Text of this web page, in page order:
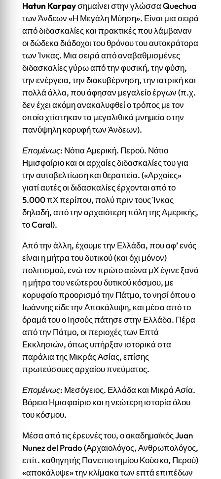
Hatun Karpayσημαίνει στην γλώσσα Quechua
των Άνδεων «Η Μεγάλη Μύηση». Είναι μια σειρά
από διδασκαλίες και πρακτικές που λάμβαναν
οι δώδεκα διάδοχοι του θρόνου του αυτοκράτορα
των Ίνκας. Μια σειρά από αναβαθμισμένες
διδασκαλίες γύρω από την φυσική, την φύση,
την ενέργεια, την διακυβέρνηση, την ιατρική και
πολλά άλλα, που άφησαν μεγαλείο έργων (π.χ.
δεν έχει ακόμη ανακαλυφθεί ο τρόπος με τον
οποίο χτίστηκαν τα μεγαλιθικά μνημεία στην
πανύψηλη κορυφή των Άνδεων).
Επομένως: Νότια Αμερική. Περού. Νότιο
Ημισφαίριο και οι αρχαίες διδασκαλίες του για
την αυτοβελτίωση και θεραπεία. («Αρχαίες»
γιατί αυτές οι διδασκαλίες έρχονται από το
5.000 πΧ περίπου, πολύ πριν τους Ίνκας
δηλαδή, από την αρχαιότερη πόλη της Αμερικής,
το Caral).
Από την άλλη, έχουμε την Ελλάδα, που αφ’ ενός
είναι η μήτρα του δυτικού (και όχι μόνον)
πολιτισμού, ενώ τον πρώτο αιώνα μΧ έγινε ξανά
η μήτρα του νεώτερου δυτικού κόσμου, με
κορυφαίο προορισμό την Πάτμο, το νησί όπου ο
Ιωάννης είδε την Αποκάλυψη, και μέσα από το
όραμά του ο Ιησούς πάτησε στην Ελλάδα. Πέρα
από την Πάτμο, οι περιοχές των Επτά
Εκκλησιών, όπως υπήρξαν ιστορικά στα
παράλια της Μικράς Ασίας, επίσης
πρωτεύσουες αρχαίου πνεύματος.
Επομένως: Μεσόγειος. Ελλάδα και Μικρά Ασία.
Βόρειο Ημισφαίριο και η νεώτερη ιστορία όλου
του κόσμου.
Μέσα από τις έρευνές του, ο ακαδημαϊκός Juan
Nunez del Prado (Αρχαιολόγος, Ανθρωπολόγος,
επίτ. καθηγητής Πανεπιστημίου Κούσκο, Περού)
«αποκάλυψε» την κλίμακα των επτά επιπέδων